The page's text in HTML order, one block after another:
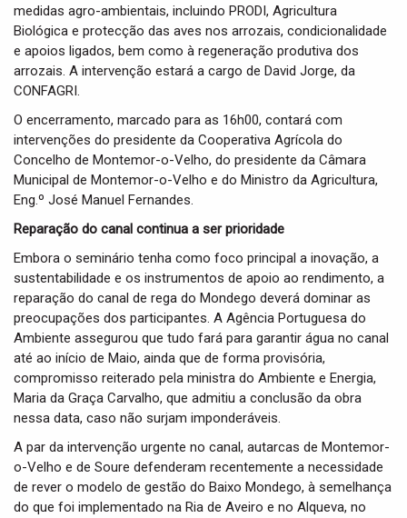
medidas agro-ambientais, incluindo PRODI, Agricultura
Biológica e protecção das aves nos arrozais, condicionalidade
e apoios ligados, bem como à regeneração produtiva dos
arrozais. A intervenção estará a cargo de David Jorge, da
CONFAGRI.
O encerramento, marcado para as 16h00, contará com
intervenções do presidente da Cooperativa Agrícola do
Concelho de Montemor-o-Velho, do presidente da Câmara
Municipal de Montemor-o-Velho e do Ministro da Agricultura,
Eng.º José Manuel Fernandes.
Reparação do canal continua a ser prioridade
Embora o seminário tenha como foco principal a inovação, a
sustentabilidade e os instrumentos de apoio ao rendimento, a
reparação do canal de rega do Mondego deverá dominar as
preocupações dos participantes. A Agência Portuguesa do
Ambiente assegurou que tudo fará para garantir água no canal
até ao início de Maio, ainda que de forma provisória,
compromisso reiterado pela ministra do Ambiente e Energia,
Maria da Graça Carvalho, que admitiu a conclusão da obra
nessa data, caso não surjam imponderáveis.
A par da intervenção urgente no canal, autarcas de Montemor-
o-Velho e de Soure defenderam recentemente a necessidade
de rever o modelo de gestão do Baixo Mondego, à semelhança
do que foi implementado na Ria de Aveiro e no Alqueva, no